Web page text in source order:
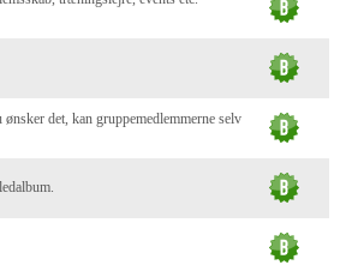
det, kan gruppemedlemmerne selv